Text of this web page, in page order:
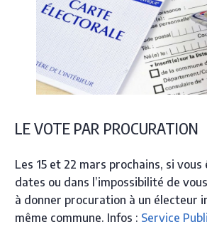
LE VOTE PAR PROCURATION
Les 15 et 22 mars prochains, si
dates ou dans l’impossibilité de
à donner procuration à un électeur
même commune. Infos : Service